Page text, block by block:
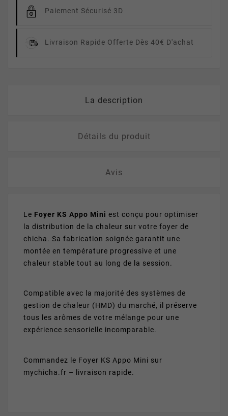
Paiement Sécurisé 3D
Livraison Rapide Offerte Dès 40€ D'achat
La description
Détails du produit
Avis
Le Foyer KS Appo Mini est conçu pour optimiser
la distribution de la chaleur sur votre foyer de
chicha. Sa fabrication soignée garantit une
montée en température progressive et une
chaleur stable tout au long de la session.
Compatible avec la majorité des systèmes de
gestion de chaleur (HMD) du marché, il préserve
tous les arômes de votre mélange pour une
expérience sensorielle incomparable.
Commandez le Foyer KS Appo Mini sur
mychicha.fr – livraison rapide.